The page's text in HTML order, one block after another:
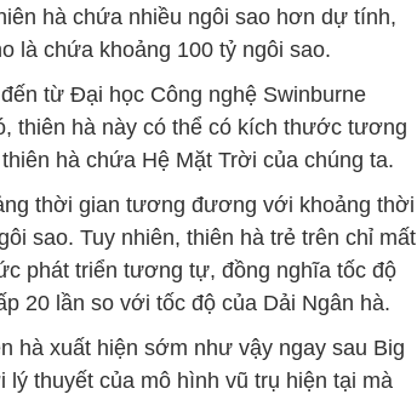
hà chứa nhiều ngôi sao hơn dự tính,
là chứa khoảng 100 tỷ ngôi sao.
từ Đại học Công nghệ Swinburne
thiên hà này có thể có kích thước tương
hà chứa Hệ Mặt Trời của chúng ta.
thời gian tương đương với khoảng thời
sao. Tuy nhiên, thiên hà trẻ trên chỉ mất
phát triển tương tự, đồng nghĩa tốc độ
20 lần so với tốc độ của Dải Ngân hà.
hà xuất hiện sớm như vậy ngay sau Big
thuyết của mô hình vũ trụ hiện tại mà